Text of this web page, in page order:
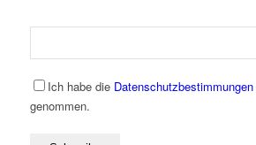
Ich habe die Datenschutzbestimmungen
genommen.